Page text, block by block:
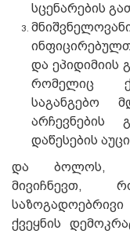
სცენარების
და ეპიდიმიის
რომელიც
საგანგებო
არჩევნების
დაწესების
და ბოლოს,
მივიჩნევთ,
ქვეყნის